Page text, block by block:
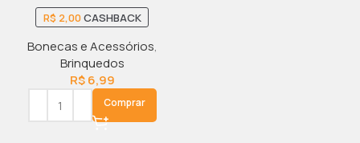
R$ 2,00CASHBACK
Bonecas e Acessórios,
Brinquedos
R$6,99
Comprar